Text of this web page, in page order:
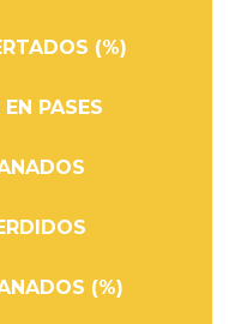
(%)
PASES
(%)